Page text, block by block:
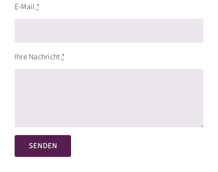
E-Mail*
Ihre Nachricht*
SENDEN